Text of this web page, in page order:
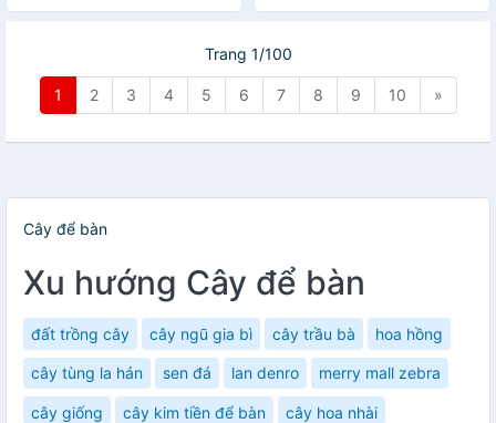
Trang 1/100
1 2 3 4 5 6 7 8 9 10 »
Cây để bàn
Xu hướng Cây để bàn
đất trồng cây cây ngũ gia bì cây trầu bà hoa hồng
cây tùng la hán sen đá lan denro merry mall zebra
cây giống cây kim tiền để bàn cây hoa nhài